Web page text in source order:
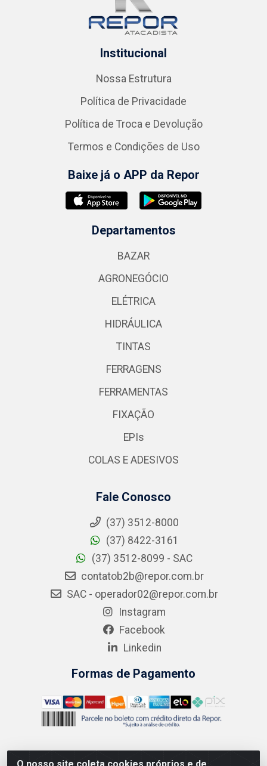
Institucional
Nossa Estrutura
Política de Privacidade
Política de Troca e Devolução
Termos e Condições de Uso
Baixe já o APP da Repor
Departamentos
BAZAR
AGRONEGÓCIO
ELÉTRICA
HIDRÁULICA
TINTAS
FERRAGENS
FERRAMENTAS
FIXAÇÃO
EPIs
COLAS E ADESIVOS
Fale Conosco
(37) 3512-8000
(37) 8422-3161
(37) 3512-8099 - SAC
contatob2b@repor.com.br
SAC - operador02@repor.com.br
Instagram
Facebook
Linkedin
Formas de Pagamento